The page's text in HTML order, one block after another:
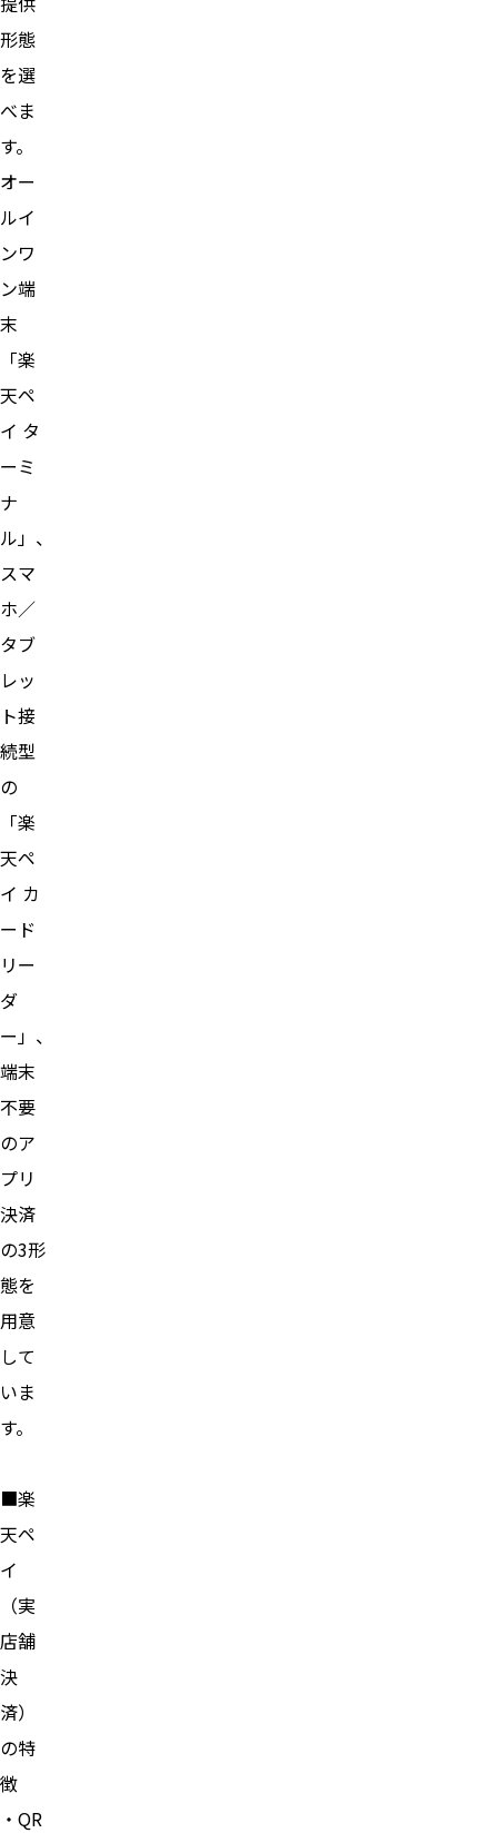
形態
を選
べま
す。
オー
ルイ
ンワ
ン端
末
「楽
天ペ
イ タ
ーミ
ナ
ル」、
スマ
ホ／
タブ
レッ
ト接
続型
の
「楽
天ペ
イ カ
ード
リー
ダ
ー」、
端末
不要
のア
プリ
決済
の3形
態を
用意
して
いま
す。
■楽
天ペ
イ
（実
店舗
決
済）
の特
徴
・QR